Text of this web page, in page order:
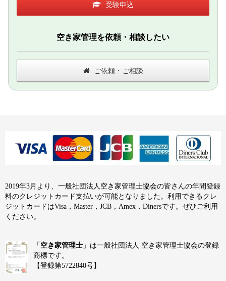
受験申込
空き家管理を依頼・相談したい
ご依頼・ご相談
2019年3月より、一般社団法人空き家管理士協会の皆さんの年間登録
料のクレジットカード支払いが可能となりました。利用できるクレ
ジットカードはVisa，Master，JCB，Amex，Dinersです。ぜひご利用
ください。
「 空き家管理士 」は一般社団法人 空き家管理士協会の登録
商標です。
【登録第5722840号】